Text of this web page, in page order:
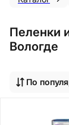
Пеленки
Вологде
По